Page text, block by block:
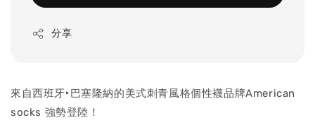
分享
來自西班牙‣巴塞隆納的美式刺青風格個性襪品牌American
socks 強勢登陸！